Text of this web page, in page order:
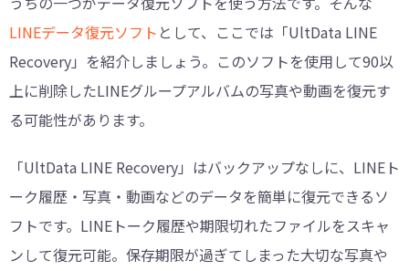
LINEデータ復元ソフト として、ここでは「UltData LINE
Recovery」を紹介しましょう。このソフトを使用して90以
上に削除したLINEグループアルバムの写真や動画を復元す
る可能性があります。
「UltData LINE Recovery」はバックアップなしに、LINEト
ーク履歴・写真・動画などのデータを簡単に復元できるソ
フトです。LINEトーク履歴や期限切れたファイルをスキャ
ンして復元可能。保存期限が過ぎてしまった大切な写真や